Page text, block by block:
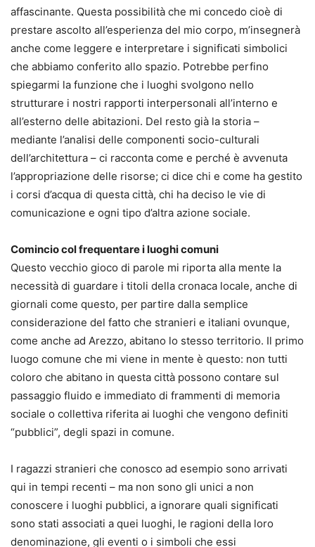
affascinante. Questa possibilità che mi concedo cioè di
prestare ascolto all’esperienza del mio corpo, m’insegnerà
anche come leggere e interpretare i significati simbolici
che abbiamo conferito allo spazio. Potrebbe perfino
spiegarmi la funzione che i luoghi svolgono nello
strutturare i nostri rapporti interpersonali all’interno e
all’esterno delle abitazioni. Del resto già la storia –
mediante l’analisi delle componenti socio-culturali
dell’architettura – ci racconta come e perché è avvenuta
l’appropriazione delle risorse; ci dice chi e come ha gestito
i corsi d’acqua di questa città, chi ha deciso le vie di
comunicazione e ogni tipo d’altra azione sociale.
Comincio col frequentare i luoghi comuni
Questo vecchio gioco di parole mi riporta alla mente la
necessità di guardare i titoli della cronaca locale, anche di
giornali come questo, per partire dalla semplice
considerazione del fatto che stranieri e italiani ovunque,
come anche ad Arezzo, abitano lo stesso territorio. Il primo
luogo comune che mi viene in mente è questo: non tutti
coloro che abitano in questa città possono contare sul
passaggio fluido e immediato di frammenti di memoria
sociale o collettiva riferita ai luoghi che vengono definiti
“pubblici”, degli spazi in comune.
I ragazzi stranieri che conosco ad esempio sono arrivati
qui in tempi recenti – ma non sono gli unici a non
conoscere i luoghi pubblici, a ignorare quali significati
sono stati associati a quei luoghi, le ragioni della loro
denominazione, gli eventi o i simboli che essi